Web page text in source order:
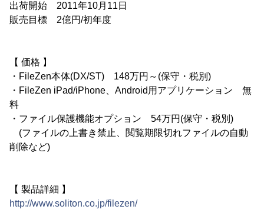
出荷開始 2011年10月11日
販売目標 2億円/初年度
【 価格 】
・FileZen本体(DX/ST) 148万円～(保守・税別)
・FileZen iPad/iPhone、Android用アプリケーション 無
料
・ファイル保護機能オプション 54万円(保守・税別)
(ファイルの上書き禁止、閲覧期限切れファイルの自動
削除など)
【 製品詳細 】
http://www.soliton.co.jp/filezen/